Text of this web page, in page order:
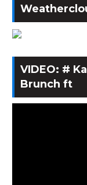
VIDEO: #
Brunch ft